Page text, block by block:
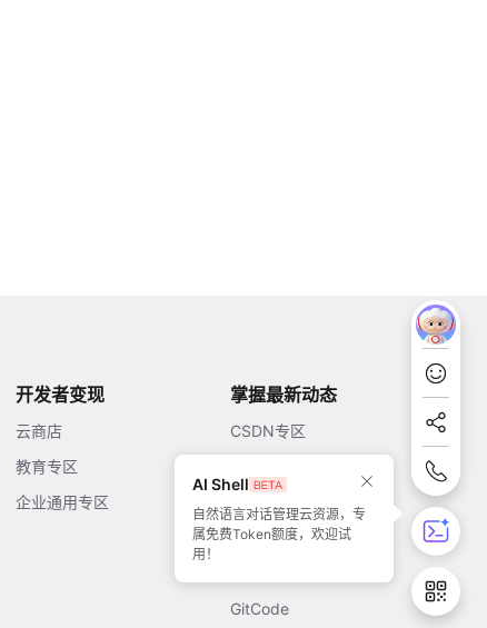
AI Shell
自然语言对话管理云资源，专
属免费Token额度，欢迎试
用！
开发者变现
云商店
教育专区
企业通用专区
掌握最新动态
CSDN专区
51CTO
GitCode